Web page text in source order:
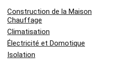
Construction de la Maison
Chauffage
Climatisation
Électricité et Domotique
Isolation